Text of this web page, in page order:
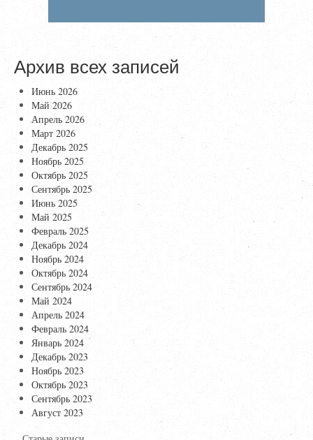
Архив всех записей
Июнь 2026
Май 2026
Апрель 2026
Март 2026
Декабрь 2025
Ноябрь 2025
Октябрь 2025
Сентябрь 2025
Июнь 2025
Май 2025
Февраль 2025
Декабрь 2024
Ноябрь 2024
Октябрь 2024
Сентябрь 2024
Май 2024
Апрель 2024
Февраль 2024
Январь 2024
Декабрь 2023
Ноябрь 2023
Октябрь 2023
Сентябрь 2023
Август 2023